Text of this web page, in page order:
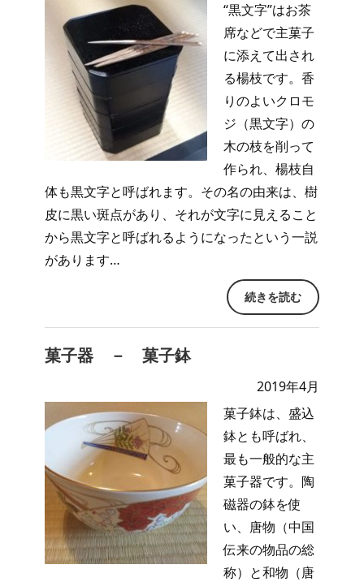
“黒文字”はお茶
席などで主菓子
に添えて出され
る楊枝です。香
りのよいクロモ
ジ（黒文字）の
木の枝を削って
作られ、楊枝自
体も黒文字と呼ばれます。その名の由来は、樹
皮に黒い斑点があり、それが文字に見えること
から黒文字と呼ばれるようになったという一説
があります…
続きを読む
菓子器 － 菓子鉢
2019年4月
菓子鉢は、盛込
鉢とも呼ばれ、
最も一般的な主
菓子器です。陶
磁器の鉢を使
い、唐物（中国
伝来の物品の総
称）と和物（唐